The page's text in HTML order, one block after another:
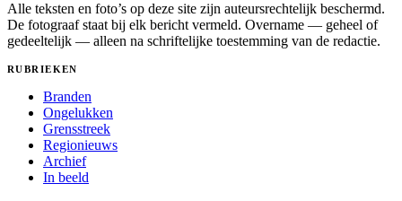
Alle teksten en foto’s op deze site zijn auteursrechtelijk beschermd.
De fotograaf staat bij elk bericht vermeld. Overname — geheel of
gedeeltelijk — alleen na schriftelijke toestemming van de redactie.
RUBRIEKEN
Branden
Ongelukken
Grensstreek
Regionieuws
Archief
In beeld